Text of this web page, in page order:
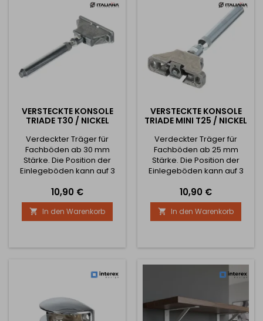
geeignet – von
Badezimmern bis hin zu...
VERSTECKTE KONSOLE
TRIADE T30 / NICKEL
Verdeckter Träger für
Fachböden ab 30 mm
Stärke. Die Position der
Einlegeböden kann auf 3
vertikal, horizontal und die
Neigung der Einlegeböden
kann ebenfalls verändert
werden.
Preis
10,90 €
 In den Warenkorb
VERSTECKTE KONSOLE
TRIADE MINI T25 / NICKEL
Verdeckter Träger für
Fachböden ab 25 mm
Stärke. Die Position der
Einlegeböden kann auf 3
vertikal, horizontal und die
Neigung der Einlegeböden
kann ebenfalls verändert
werden.
Preis
10,90 €
 In den Warenkorb